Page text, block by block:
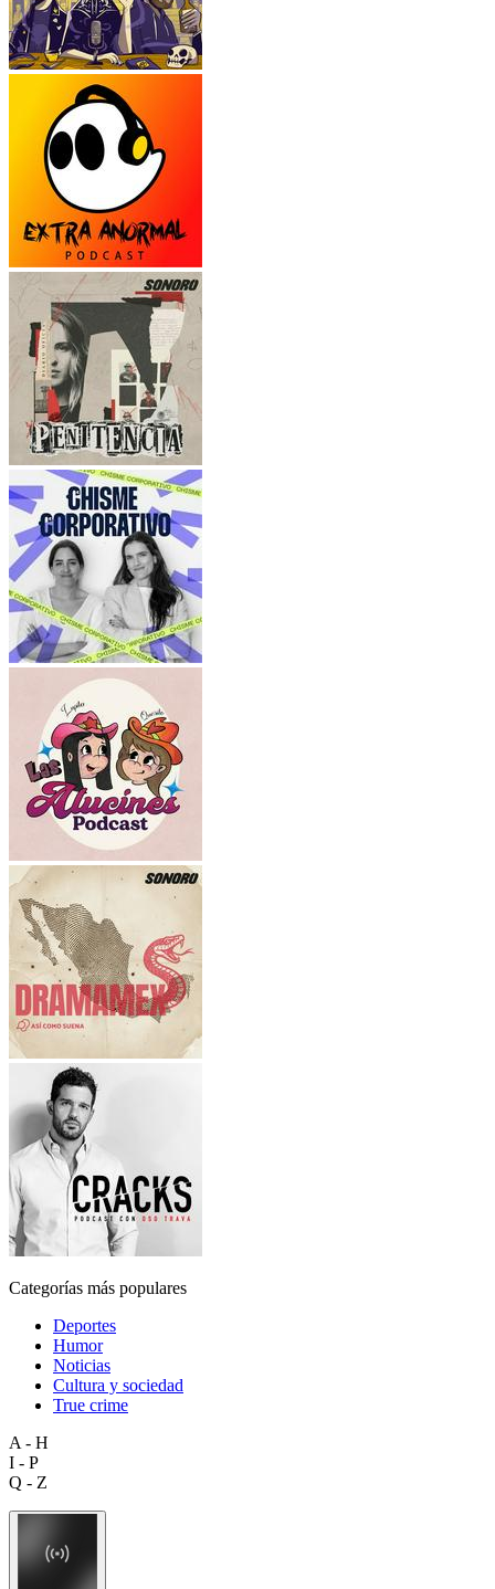
Categorías más populares
Deportes
Humor
Noticias
Cultura y sociedad
True crime
A - H
I - P
Q - Z